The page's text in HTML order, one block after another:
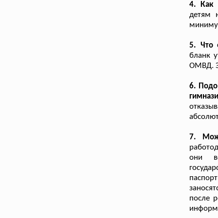
4. Как
детям
5. Что
бланк
ОМВД.
6.
7.
они
после